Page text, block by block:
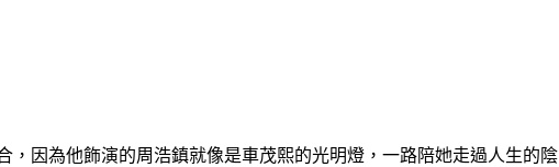
，因為他飾演的周浩鎮就像是車茂熙的光明燈，一路陪她走過人生的陰